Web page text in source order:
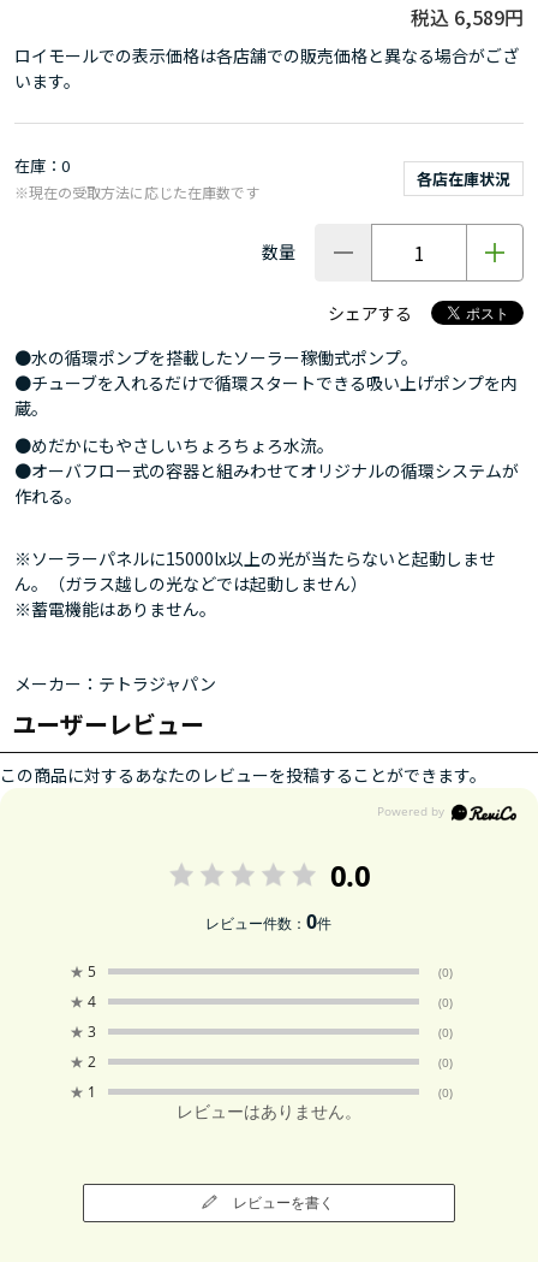
6,589円
ロイモールでの表示価格は各店舗での販売価格と異なる場合がござ
います。
在庫 0
各店在庫状況
※現在の受取方法に応じた在庫数です
数量
シェアする
●水の循環ポンプを搭載したソーラー稼働式ポンプ。
●チューブを入れるだけで循環スタートできる吸い上げポンプを内
蔵。
●めだかにもやさしいちょろちょろ水流。
●オーバフロー式の容器と組みわせてオリジナルの循環システムが
作れる。
※ソーラーパネルに15000lx以上の光が当たらないと起動しませ
ん。（ガラス越しの光などでは起動しません）
※蓄電機能はありません。
メーカー：テトラジャパン
ユーザーレビュー
この商品に対するあなたのレビューを投稿することができます。
0.0
レビュー件数：0件
★ 5 (0)
★ 4 (0)
★ 3 (0)
★ 2 (0)
★ 1 (0)
レビューはありません。
レビューを書く